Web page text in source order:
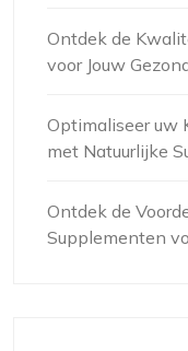
Ontdek de
voor Jouw
Optimaliseer uw
met Natuurlijke
Ontdek de
Supplementen